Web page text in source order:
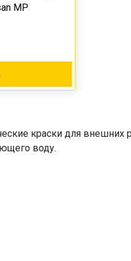
MP
краски для внешних
воду.